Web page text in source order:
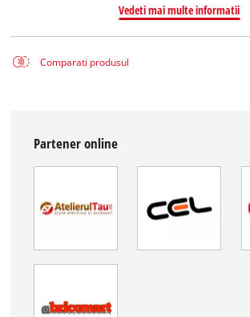
Vedeti mai multe informatii
Comparati produsul
Partener online